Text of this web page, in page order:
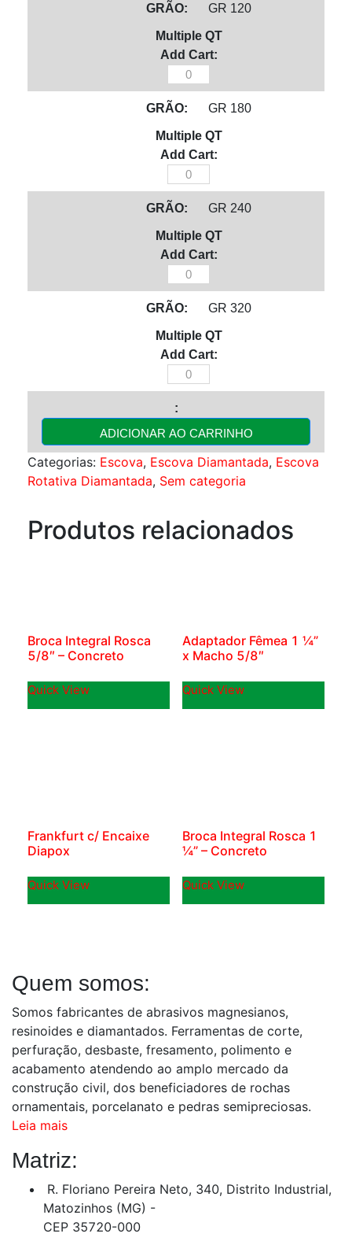
125mm
Diamantada
quantidade
GR 120
Escova
Rotativa
125mm
Diamantada
quantidade
GR 180
Escova
Rotativa
125mm
Diamantada
quantidade
GR 240
Escova
Rotativa
125mm
Diamantada
quantidade
GR 320
Escova
Rotativa
125mm
Diamantada
quantidade
ADICIONAR AO CARRINHO
Categorias: Escova, Escova Diamantada, Escova
Rotativa Diamantada, Sem categoria
Produtos relacionados
Broca Integral Rosca
5/8″ – Concreto
Quick View
Adaptador Fêmea 1 ¼”
x Macho 5/8″
Quick View
Frankfurt c/ Encaixe
Diapox
Quick View
Broca Integral Rosca 1
¼” – Concreto
Quick View
Quem somos:
Somos fabricantes de abrasivos magnesianos,
resinoides e diamantados. Ferramentas de corte,
perfuração, desbaste, fresamento, polimento e
acabamento atendendo ao amplo mercado da
construção civil, dos beneficiadores de rochas
ornamentais, porcelanato e pedras semipreciosas.
Leia mais
Matriz:
R. Floriano Pereira Neto, 340, Distrito Industrial,
Matozinhos (MG) -
CEP 35720-000